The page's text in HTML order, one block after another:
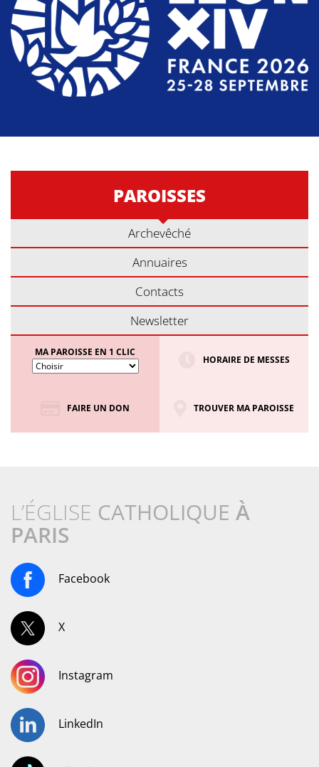
PAROISSES
Archevêché
Annuaires
Contacts
Newsletter
MA PAROISSE EN 1 CLIC
HORAIRE DE MESSES
FAIRE UN DON TROUVER MA PAROISSE
L’ÉGLISE CATHOLIQUE À
PARIS
Facebook
X
Instagram
LinkedIn